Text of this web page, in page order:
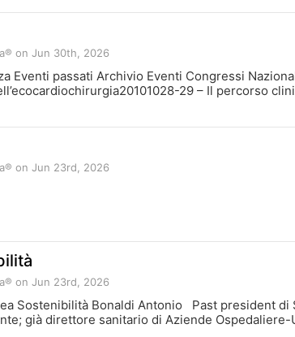
on Jun 30th, 2026
Eventi passati Archivio Eventi Congressi
29 – Il percorso
on Jun 23rd, 2026
on Jun 23rd, 2026
Sostenibilità Bonaldi Antonio Past president
già direttore sanitario di Aziende